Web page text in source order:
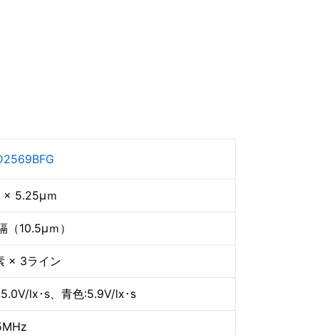
× 5.25μｍ
（10.5μｍ）
× 3ライン
lx･s、青色:5.9V/lx･s